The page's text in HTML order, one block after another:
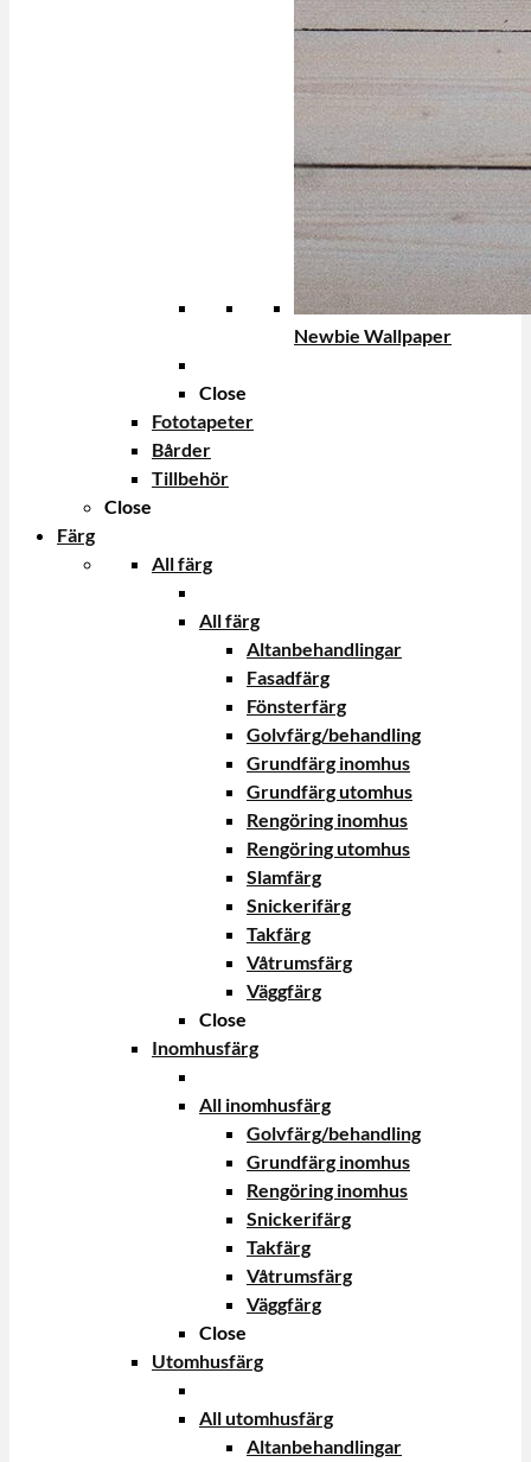
Newbie Wallpaper
Close
Fototapeter
Bårder
Tillbehör
Close
Färg
All färg
All färg
Altanbehandlingar
Fasadfärg
Fönsterfärg
Golvfärg/behandling
Grundfärg inomhus
Grundfärg utomhus
Rengöring inomhus
Rengöring utomhus
Slamfärg
Snickerifärg
Takfärg
Våtrumsfärg
Väggfärg
Close
Inomhusfärg
All inomhusfärg
Golvfärg/behandling
Grundfärg inomhus
Rengöring inomhus
Snickerifärg
Takfärg
Våtrumsfärg
Väggfärg
Close
Utomhusfärg
All utomhusfärg
Altanbehandlingar